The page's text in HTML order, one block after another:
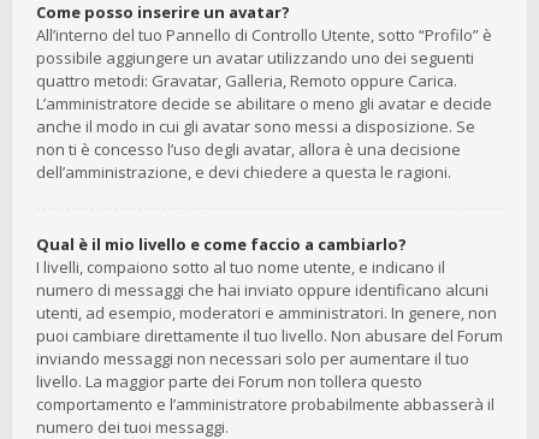
Come posso inserire un avatar?
All’interno del tuo Pannello di Controllo Utente, sotto “Profilo” è
possibile aggiungere un avatar utilizzando uno dei seguenti
quattro metodi: Gravatar, Galleria, Remoto oppure Carica.
L’amministratore decide se abilitare o meno gli avatar e decide
anche il modo in cui gli avatar sono messi a disposizione. Se
non ti è concesso l’uso degli avatar, allora è una decisione
dell’amministrazione, e devi chiedere a questa le ragioni.
Qual è il mio livello e come faccio a cambiarlo?
I livelli, compaiono sotto al tuo nome utente, e indicano il
numero di messaggi che hai inviato oppure identificano alcuni
utenti, ad esempio, moderatori e amministratori. In genere, non
puoi cambiare direttamente il tuo livello. Non abusare del Forum
inviando messaggi non necessari solo per aumentare il tuo
livello. La maggior parte dei Forum non tollera questo
comportamento e l’amministratore probabilmente abbasserà il
numero dei tuoi messaggi.